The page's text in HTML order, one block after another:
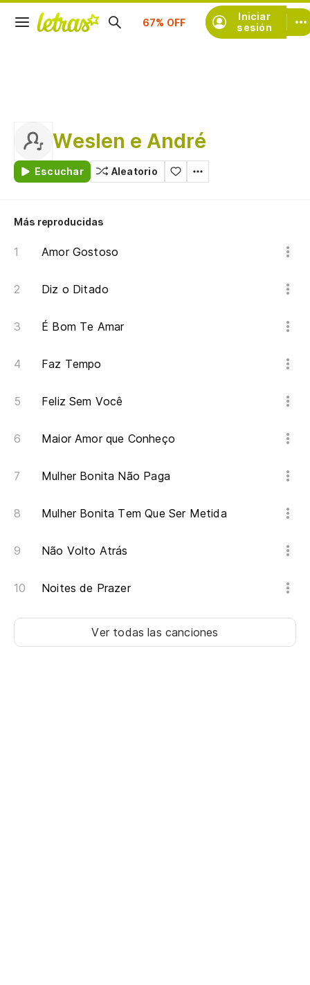
Iniciar
sesión
Suscríbete
Weslen e André
Escuchar Aleatorio
Más reproducidas
Amor Gostoso
Diz o Ditado
É Bom Te Amar
Faz Tempo
Feliz Sem Você
Maior Amor que Conheço
Mulher Bonita Não Paga
Mulher Bonita Tem Que Ser Metida
Não Volto Atrás
Noites de Prazer
Ver todas las canciones